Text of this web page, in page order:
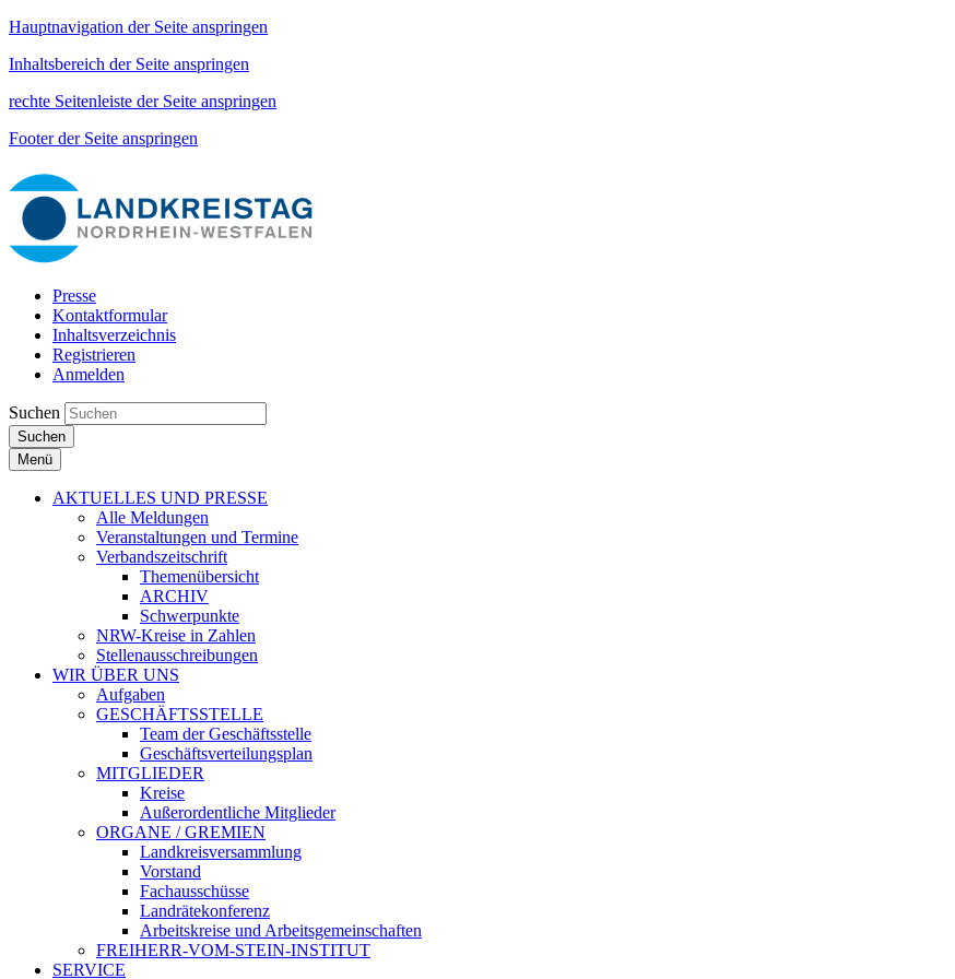
Hauptnavigation der Seite anspringen
Inhaltsbereich der Seite anspringen
rechte Seitenleiste der Seite anspringen
Footer der Seite anspringen
Presse
Kontaktformular
Inhaltsverzeichnis
Registrieren
Anmelden
Suchen
Suchen
Menü
AKTUELLES UND PRESSE
Alle Meldungen
Veranstaltungen und Termine
Verbandszeitschrift
Themenübersicht
ARCHIV
Schwerpunkte
NRW-Kreise in Zahlen
Stellenausschreibungen
WIR ÜBER UNS
Aufgaben
GESCHÄFTSSTELLE
Team der Geschäftsstelle
Geschäftsverteilungsplan
MITGLIEDER
Kreise
Außerordentliche Mitglieder
ORGANE / GREMIEN
Landkreisversammlung
Vorstand
Fachausschüsse
Landrätekonferenz
Arbeitskreise und Arbeitsgemeinschaften
FREIHERR-VOM-STEIN-INSTITUT
SERVICE